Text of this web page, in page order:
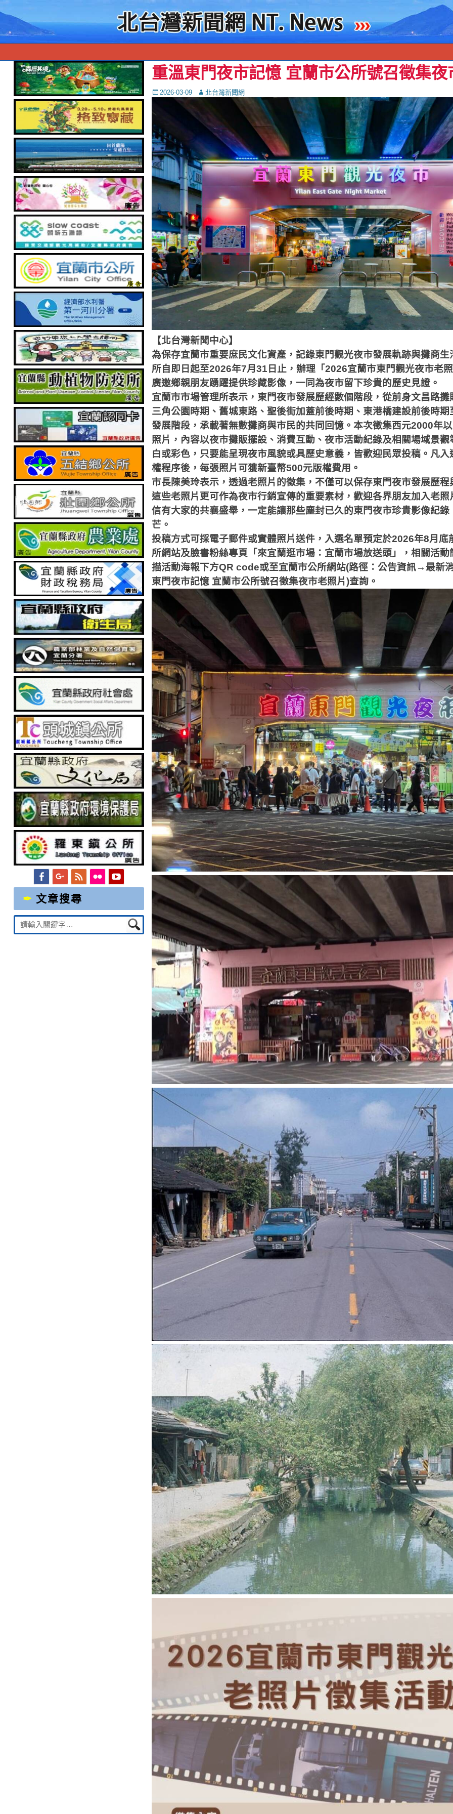
重溫東門夜市記憶 宜蘭市公所號召徵集夜
Posted
2026-03-09 Autor北台灣新聞網
【北台灣新聞中心】
為保存宜蘭市重要庶民文化資產，記錄東門觀光夜市發展軌跡與攤商生
所自即日起至2026年7月 31 日止，辦理「2026宜蘭市東門觀光夜市老
廣邀鄉親朋友踴躍提供珍藏影像，一同為夜市留下珍貴的歷史見證。
宜蘭市市場管理所表示，東門夜市發展歷經數個階段，從前身文昌路
三角公園時期、舊城東路、聖後街加蓋前後時期、東港橋建設前後時
發展階段，承載著無數攤商與市民的共同回憶。本次徵集西元2000年
照片，內容以夜市攤販擺設、消費互動、夜市活動紀錄及相關場域景
白或彩色，只要能呈現夜市風貌或具歷史意義，皆歡迎民眾投稿。凡
權程序後，每張照片可獲新臺幣500元版權費用。
市長陳美玲表示，透過老照片的徵集，不僅可以保存東門夜市發展歷
這些老照片更可作為夜市行銷宣傳的重要素材，歡迎各界朋友加入老照
信有大家的共襄盛舉，一定能讓那些塵封已久的東門夜市珍貴影像紀錄
芒。
投稿方式可採電子郵件或實體照片送件，入選名單預定於2026年8月底
所網站及臉書粉絲專頁「來宜蘭逛市場：宜蘭市場放送頭」，相關活
描活動海報下方QR code或至宜蘭市公所網站(路徑：公告資訊→最新
東門夜市記憶 宜蘭市公所號召徵集夜市老照片)查詢。
FacebookGoogleplus
FeedFlickrYouTube
文章搜尋
Suche
nach: